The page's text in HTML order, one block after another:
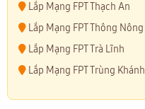
Lắp Mạng FPT Thạch An
Lắp Mạng FPT Thông Nông
Lắp Mạng FPT Trà Lĩnh
Lắp Mạng FPT Trùng Khánh